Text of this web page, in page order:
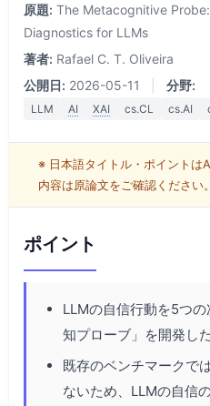
原題: The Metacognitive
Diagnostics for LLMs
著者: Rafael C. T. Oliveira
公開日: 2026-05-11 分野:
LLM AI XAI cs.CL cs.AI
※ 日本語タイトル・ポイントは
内容は原論文をご確認ください。
ポイント
LLMの自信行動を5つ
知プローブ」を開発した
既存のベンチマークで
ないため、LLMの自信